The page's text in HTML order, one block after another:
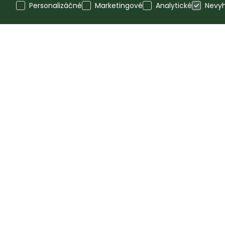
Personalizáčné
Marketingové Analytické